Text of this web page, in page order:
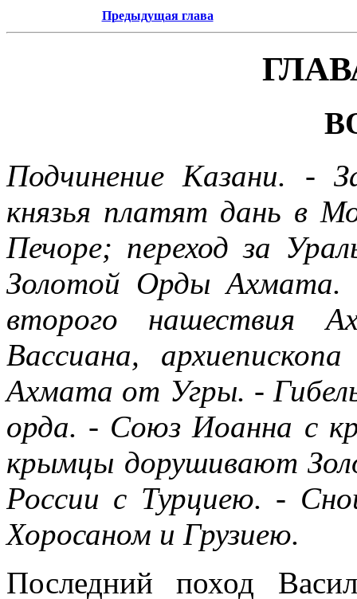
Предыдущая глава
Подчинение Казани. -
князья платят дань в
Печоре; переход за
Золотой Орды Ахмата.
второго нашествия
Вассиана,
Ахмата от Угры. -
орда. - Союз Иоанна с
крымцы дорушивают
России с Турциею. -
Хоросаном и Грузиею.
Последний поход